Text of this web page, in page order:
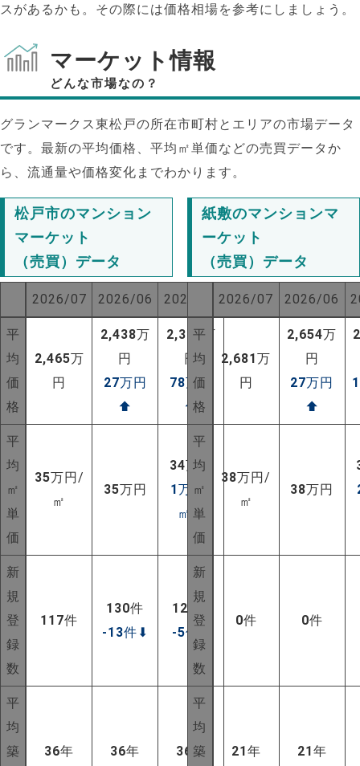
スがあるかも。その際には価格相場を参考にしましょう。
マーケット情報
どんな市場なの？
グランマークス東松戸の所在市町村とエリアの市場データ
です。最新の平均価格、平均㎡単価などの売買データか
ら、流通量や価格変化までわかります。
松戸市のマンション
マーケット
（売買）データ
2026/07 2026/06 2025/07
平
均
価
格
2,465万
円
2,438万
円
27万円
⬆
2,387万
円
78万円
⬆
平
均
㎡
単
価
35万円/
㎡
35万円
34万円
1万円/
㎡ ⬆
新
規
登
録
数
117件
130件
-13件 ⬇
122 件
-5件
平
均
築
36年 36年 36 年
紙敷のマンションマ
ーケット
（売買）データ
2026/07 2026/06
平
均
価
格
2,681万
円
2,654万
円
27万円
⬆
平
均
㎡
単
価
38万円/
㎡
38万円
新
規
登
録
数
0件 0件
平
均
築
21年 21年